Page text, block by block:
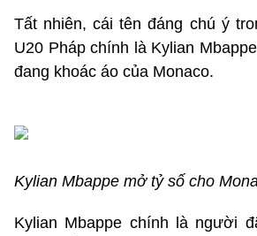
Tất nhiên, cái tên đáng chú ý
U20 Pháp chính là Kylian
đang khoác áo của Monaco.
Kylian Mbappe mở tỷ số cho
Kylian Mbappe chính là người